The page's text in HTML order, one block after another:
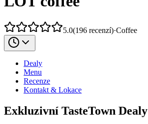
5.0(196 recenzí)·Coffee
Dealy
Menu
Recenze
Kontakt & Lokace
Exkluzivní TasteTown Dealy